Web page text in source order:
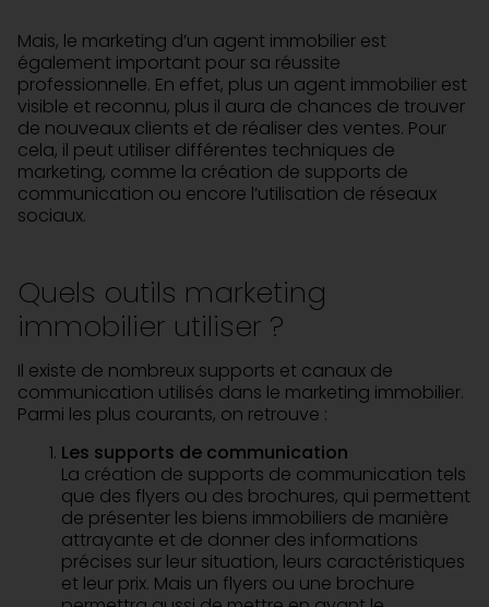
Mais, le marketing d’un agent immobilier est
également important pour sa réussite
professionnelle. En effet, plus un agent immobilier est
visible et reconnu, plus il aura de chances de trouver
de nouveaux clients et de réaliser des ventes. Pour
cela, il peut utiliser différentes techniques de
marketing, comme la création de supports de
communication ou encore l’utilisation de réseaux
sociaux.
Quels outils marketing
immobilier utiliser ?
Il existe de nombreux supports et canaux de
communication utilisés dans le marketing immobilier.
Parmi les plus courants, on retrouve :
Les supports de communication
La création de supports de communication tels
que des flyers ou des brochures, qui permettent
de présenter les biens immobiliers de manière
attrayante et de donner des informations
précises sur leur situation, leurs caractéristiques
et leur prix. Mais un flyers ou une brochure